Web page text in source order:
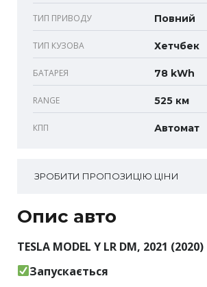
ТИП ПРИВОДУ Повний
ТИП КУЗОВА Хетчбек
БАТАРЕЯ 78 kWh
RANGE 525 км
КПП Автомат
ЗРОБИТИ ПРОПОЗИЦІЮ ЦІНИ
Опис авто
TESLA MODEL Y LR DM, 2021 (2020)
Запускається